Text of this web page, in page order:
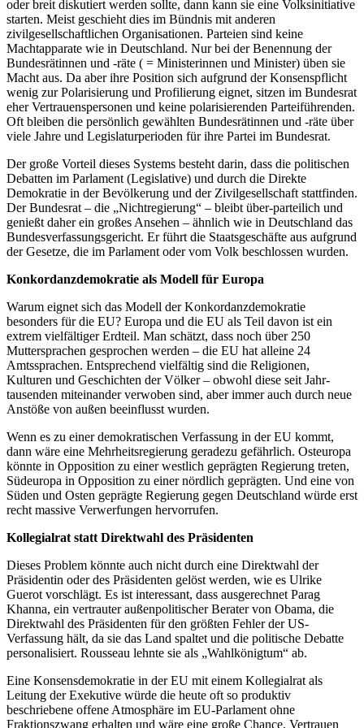
oder breit diskutiert werden sollte, dann kann sie eine Volksinitiative
starten. Meist geschieht dies im Bündnis mit anderen
zivilgesellschaftlichen Organisationen. Parteien sind keine
Machtapparate wie in Deutschland. Nur bei der Benennung der
Bundesrätinnen und -räte ( = Ministerinnen und Minister) üben sie
Macht aus. Da aber ihre Position sich aufgrund der Konsenspflicht
wenig zur Polarisierung und Profilierung eignet, sitzen im Bundesrat
eher Vertrauenspersonen und keine polarisierenden Parteiführenden.
Oft bleiben die persönlich gewählten Bundesrätinnen und -räte über
viele Jahre und Legislaturperioden für ihre Partei im Bundesrat.
Der große Vorteil dieses Systems besteht darin, dass die politischen
Debatten im Parlament (Legislative) und durch die Direkte
Demokratie in der Bevölkerung und der Zivilgesellschaft stattfinden.
Der Bundesrat – die „Nichtregierung“ – bleibt über-parteilich und
genießt daher ein großes Ansehen – ähnlich wie in Deutschland das
Bundesverfassungsgericht. Er führt die Staatsgeschäfte aus aufgrund
der Gesetze, die im Parlament oder vom Volk beschlossen wurden.
Konkordanzdemokratie als Modell für Europa
Warum eignet sich das Modell der Konkordanzdemokratie
besonders für die EU? Europa und die EU als Teil davon ist ein
extrem vielfältiger Erdteil. Man schätzt, dass noch über 250
Muttersprachen gesprochen werden – die EU hat alleine 24
Amtssprachen. Entsprechend vielfältig sind die Religionen,
Kulturen und Geschichten der Völker – obwohl diese seit Jahr-
tausenden miteinander verwoben sind, aber immer auch durch neue
Anstöße von außen beeinflusst wurden.
Wenn es zu einer demokratischen Verfassung in der EU kommt,
dann wäre eine Mehrheitsregierung geradezu gefährlich. Osteuropa
könnte in Opposition zu einer westlich geprägten Regierung treten,
Südeuropa in Opposition zu einer nördlich geprägten. Und eine von
Süden und Osten geprägte Regierung gegen Deutschland würde erst
recht massive Verwerfungen hervorrufen.
Kollegialrat statt Direktwahl des Präsidenten
Dieses Problem könnte auch nicht durch eine Direktwahl der
Präsidentin oder des Präsidenten gelöst werden, wie es Ulrike
Guerot vorschlägt. Es ist interessant, dass ausgerechnet Parag
Khanna, ein vertrauter außenpolitischer Berater von Obama, die
Direktwahl des Präsidenten für den größten Fehler der US-
Verfassung hält, da sie das Land spaltet und die politische Debatte
personalisiert. Rousseau lehnte sie als „Wahlkönigtum“ ab.
Eine Konsensdemokratie in der EU mit einem Kollegialrat als
Leitung der Exekutive würde die heute oft so produktiv
beschriebene offene Atmosphäre im EU-Parlament ohne
Fraktionszwang erhalten und wäre eine große Chance, Vertrauen